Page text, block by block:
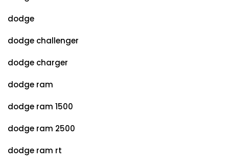
dodge
dodge challenger
dodge charger
dodge ram
dodge ram 1500
dodge ram 2500
dodge ram rt